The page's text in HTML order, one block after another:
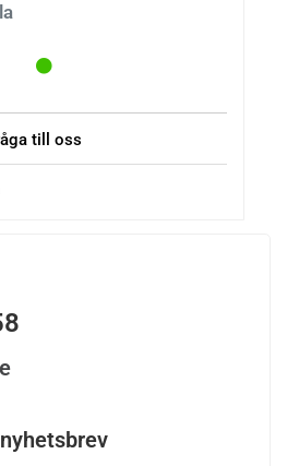
till oss